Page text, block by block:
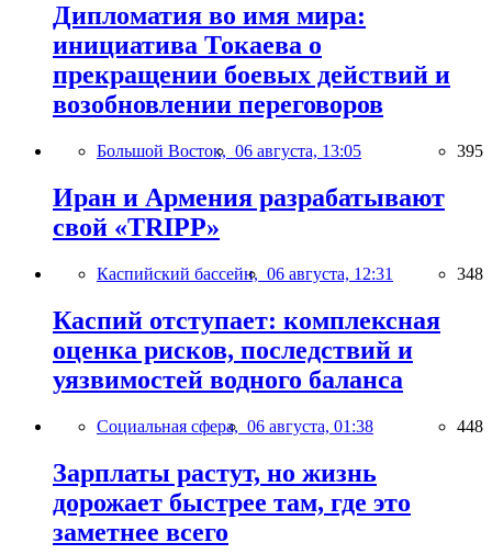
Дипломатия во имя мира:
инициатива Токаева о
прекращении боевых действий и
возобновлении переговоров
Большой Восток, 06 августа, 13:05 395
Иран и Армения разрабатывают
свой «TRIPP»
Каспийский бассейн, 06 августа, 12:31 348
Каспий отступает: комплексная
оценка рисков, последствий и
уязвимостей водного баланса
Социальная сфера, 06 августа, 01:38 448
Зарплаты растут, но жизнь
дорожает быстрее там, где это
заметнее всего